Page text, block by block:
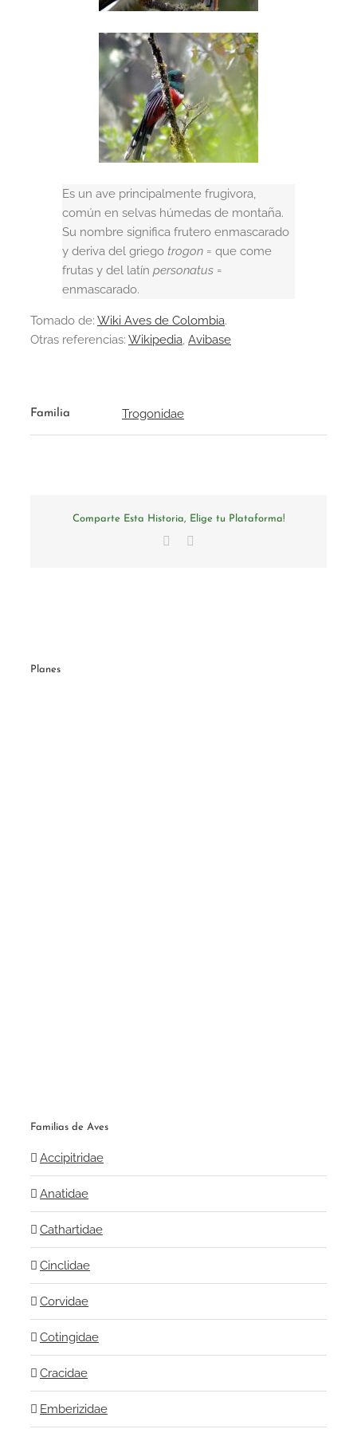
Es un ave principalmente frugivora,
común en selvas húmedas de montaña.
Su nombre significa frutero enmascarado
y deriva del griego trogon = que come
frutas y del latín personatus =
enmascarado.
Tomado de: Wiki Aves de Colombia.
Otras referencias: Wikipedia, Avibase
Familia Trogonidae
Comparte Esta Historia, Elige tu Plataforma!
Facebook
Planes
Familias de Aves
Accipitridae
Anatidae
Cathartidae
Cinclidae
Corvidae
Cotingidae
Cracidae
Emberizidae